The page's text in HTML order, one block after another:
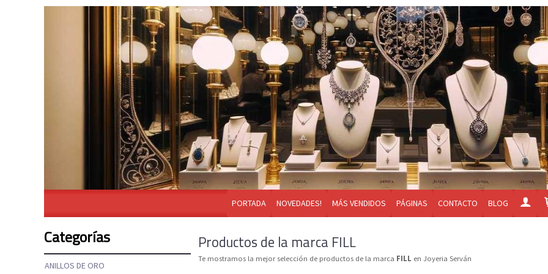
PORTADA NOVEDADES! MÁS VENDIDOS PÁGINAS CONTACTO BLOG
Categorías
ANILLOS DE ORO
Productos de la marca FILL
Te mostramos la mejor selección de productos de la marca FILL en Joyeria Serván